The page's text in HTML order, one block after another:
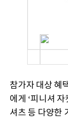
참가자 대상 혜
에게 ‘피니셔
셔츠 등 다양한